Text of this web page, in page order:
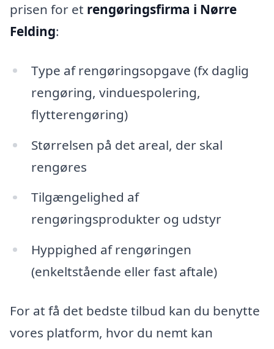
prisen for et rengøringsfirma i Nørre
Felding:
Type af rengøringsopgave (fx daglig
rengøring, vinduespolering,
flytterengøring)
Størrelsen på det areal, der skal
rengøres
Tilgængelighed af
rengøringsprodukter og udstyr
Hyppighed af rengøringen
(enkeltstående eller fast aftale)
For at få det bedste tilbud kan du benytte
vores platform, hvor du nemt kan